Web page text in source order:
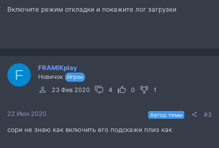
Включите режим откладки и покажите лог загрузки
F FRAMIKplay
Новичок Игрок
23 Фев 2020 4 0 1
22 Июн 2020 Автор темы #3
сори не знаю как включить его подскажи плиз как